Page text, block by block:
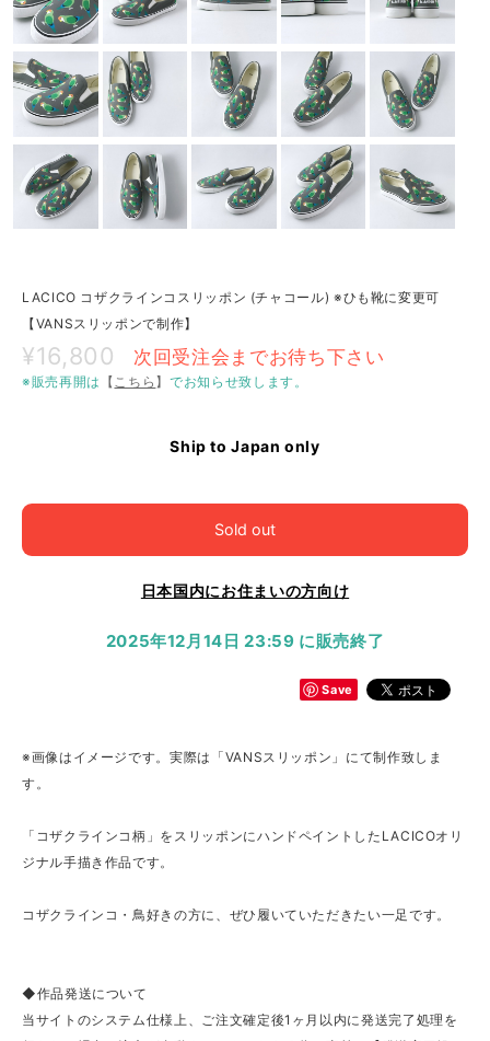
LACICO コザクラインコスリッポン (チャコール) ※ひも靴に変更可
【VANSスリッポンで制作】
¥16,800 次回受注会までお待ち下さい
※販売再開は 【こちら 】でお知らせ致します。
Ship to Japan only
Sold out
日本国内にお住まいの方向け
2025年12月14日 23:59 に販売終了
Save
※画像はイメージです。実際は「VANSスリッポン」にて制作致しま
す。
「コザクラインコ柄」をスリッポンにハンドペイントしたLACICOオリ
ジナル手描き作品です。
コザクラインコ・鳥好きの方に、ぜひ履いていただきたい一足です。
◆作品発送について
当サイトのシステム仕様上、ご注文確定後1ヶ月以内に発送完了処理を